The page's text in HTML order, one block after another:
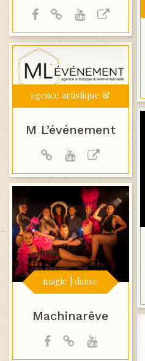
agence artistique &
M L’événement
magie | danse
Machinarêve